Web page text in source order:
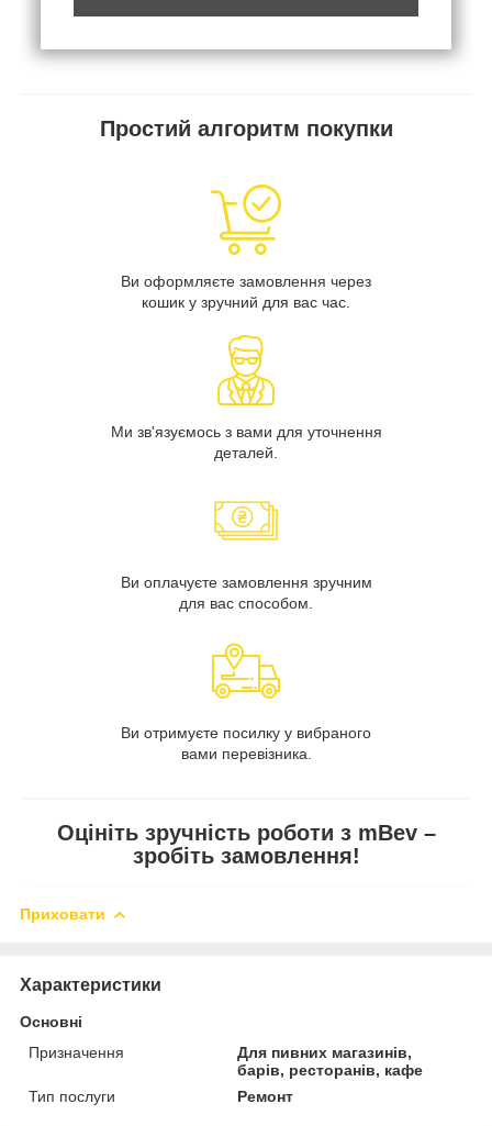
Простий алгоритм покупки
Ви оформляєте замовлення через
кошик у зручний для вас час.
Ми зв'язуємось з вами для уточнення
деталей.
Ви оплачуєте замовлення зручним
для вас способом.
Ви отримуєте посилку у вибраного
вами перевізника.
Оцініть зручність роботи з mBev –
зробіть замовлення!
Приховати
Характеристики
Основні
Призначення
Для пивних магазинів,
барів, ресторанів, кафе
Тип послуги
Ремонт